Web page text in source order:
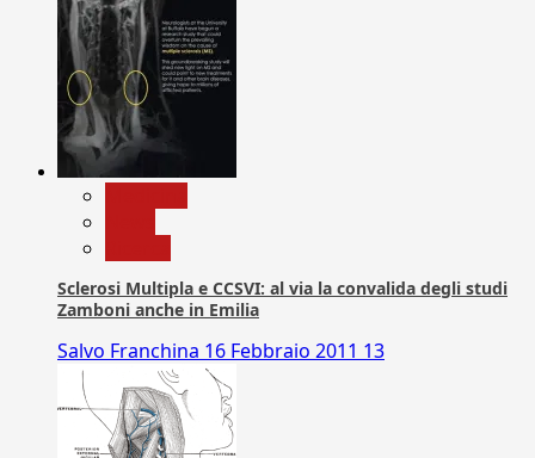
Sclerosi Multipla e CCSVI: al via la convalida degli studi
Zamboni anche in Emilia
Salvo Franchina 16 Febbraio 2011 13